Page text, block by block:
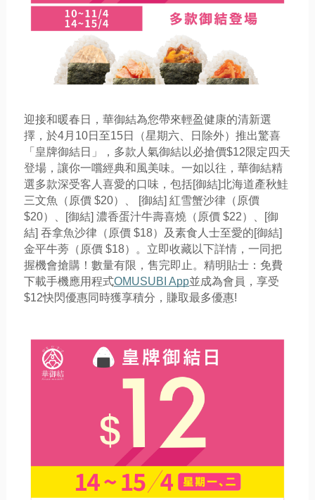
迎接和暖春日，華御結為您帶來輕盈健康的清新選
擇，於4月10日至15日（星期六、日除外）推出驚喜
「皇牌御結日」，多款人氣御結以必搶價$12限定四天
登場，讓你一嚐經典和風美味。一如以往，華御結精
選多款深受客人喜愛的口味，包括[御結]北海道產秋鮭
三文魚（原價 $20）、 [御結] 紅雪蟹沙律（原價
$20）、[御結] 濃香蛋汁牛壽喜燒（原價 $22）、[御
結] 吞拿魚沙律（原價 $18）及素食人士至愛的[御結]
金平牛蒡（原價 $18）。立即收藏以下詳情，一同把
握機會搶購！數量有限，售完即止。精明貼士：免費
下載手機應用程式OMUSUBI App並成為會員，享受
$12快閃優惠同時獲享積分，賺取最多優惠!